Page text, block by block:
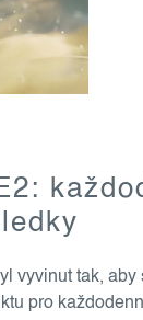
vyvinut tak,
pro